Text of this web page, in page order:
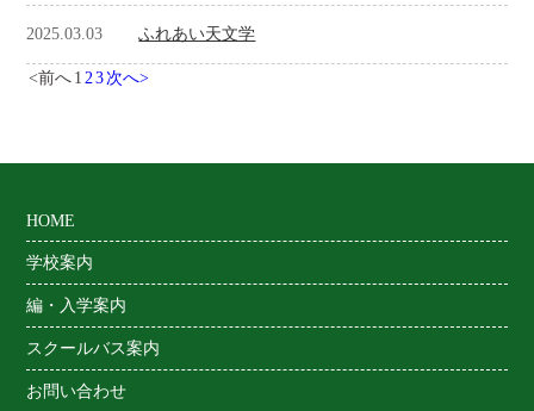
2025.03.03 ふれあい天文学
<前へ1 2 3次へ>
HOME
学校案内
編・入学案内
スクールバス案内
お問い合わせ